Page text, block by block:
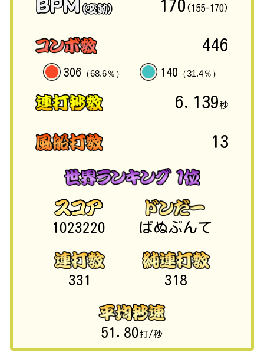
170 (155-170)
446
306 （68.6％） 140 （31.4％）
6.139秒
13
1023220 ぱぬぷんて
331 318
51.80打/秒